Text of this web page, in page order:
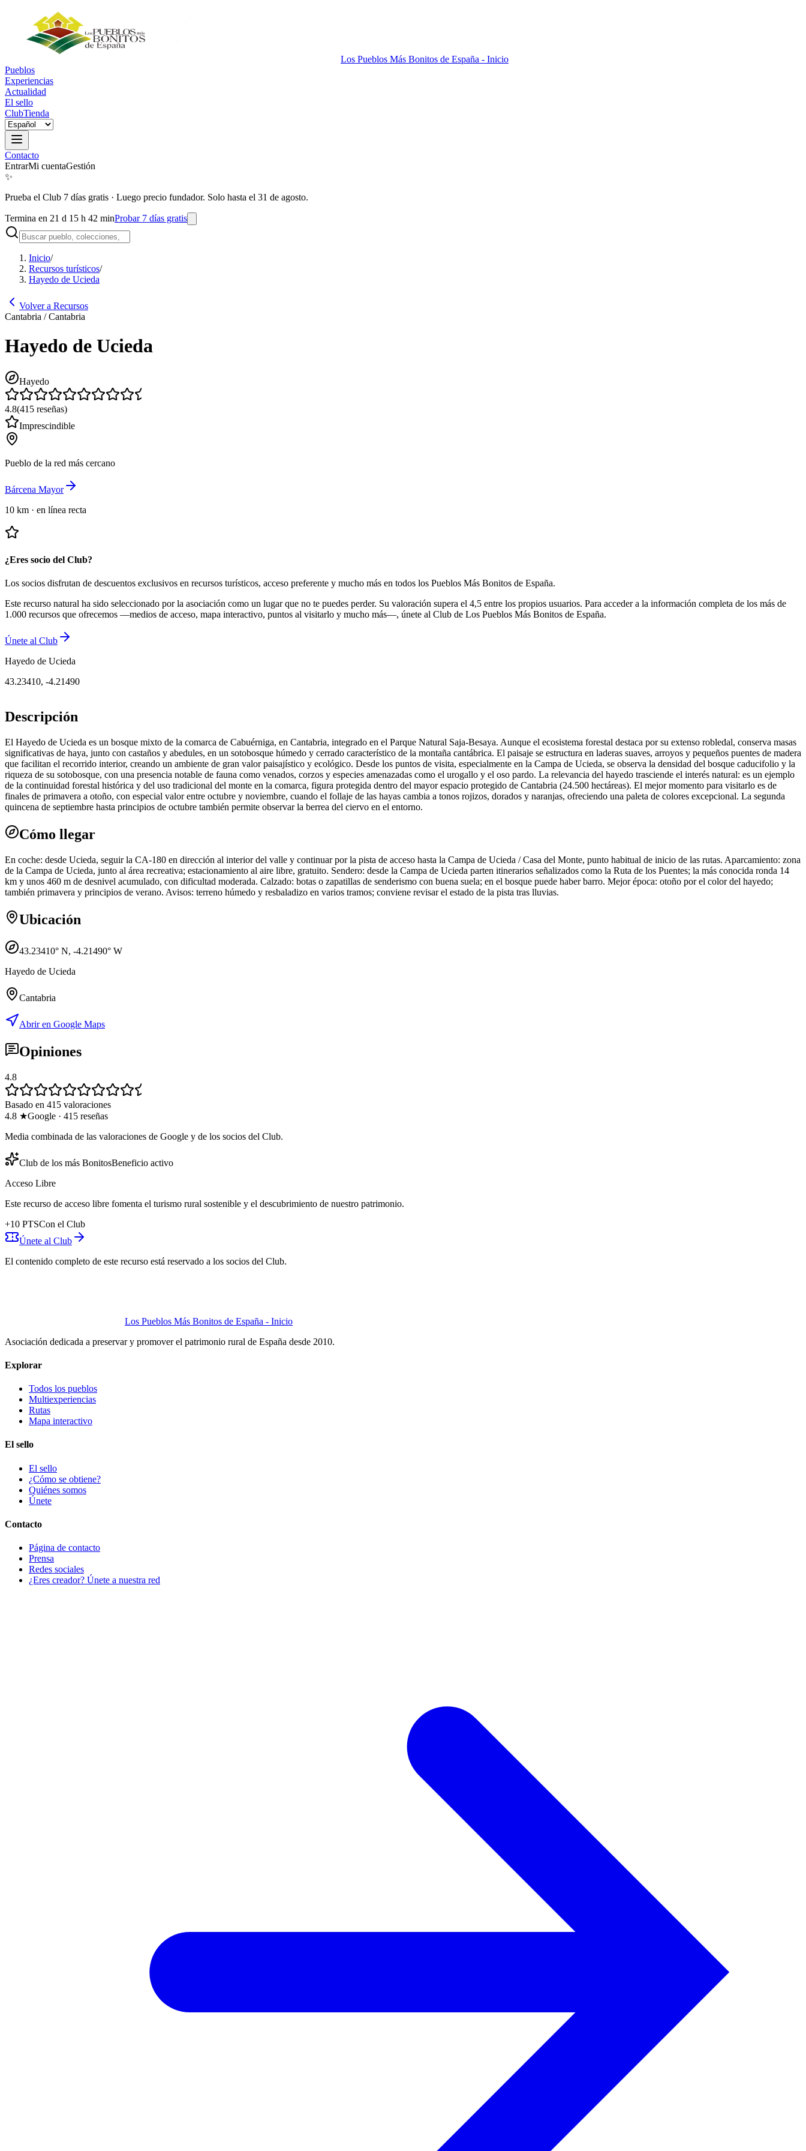
Los Pueblos Más Bonitos de España - Inicio
Pueblos
Experiencias
Actualidad
El sello
ClubTienda
Contacto
EntrarMi cuentaGestión
✨
Prueba el Club 7 días gratis · Luego precio fundador. Solo hasta el 31 de agosto.
Termina en 21 d 15 h 42 minProbar 7 días gratis
Inicio/
Recursos turísticos/
Hayedo de Ucieda
Volver a Recursos
Cantabria / Cantabria
Hayedo de Ucieda
Hayedo
4.8(415 reseñas)
Imprescindible
Pueblo de la red más cercano
Bárcena Mayor
10 km · en línea recta
¿Eres socio del Club?
Los socios disfrutan de descuentos exclusivos en recursos turísticos, acceso preferente y mucho más en todos los Pueblos Más Bonitos de España.
Este recurso natural ha sido seleccionado por la asociación como un lugar que no te puedes perder. Su valoración supera el 4,5 entre los propios usuarios. Para acceder a la información completa de los más de
1.000 recursos que ofrecemos —medios de acceso, mapa interactivo, puntos al visitarlo y mucho más—, únete al Club de Los Pueblos Más Bonitos de España.
Únete al Club
Hayedo de Ucieda
43.23410, -4.21490
Descripción
El Hayedo de Ucieda es un bosque mixto de la comarca de Cabuérniga, en Cantabria, integrado en el Parque Natural Saja-Besaya. Aunque el ecosistema forestal destaca por su extenso robledal, conserva masas
significativas de haya, junto con castaños y abedules, en un sotobosque húmedo y cerrado característico de la montaña cantábrica. El paisaje se estructura en laderas suaves, arroyos y pequeños puentes de madera
que facilitan el recorrido interior, creando un ambiente de gran valor paisajístico y ecológico. Desde los puntos de visita, especialmente en la Campa de Ucieda, se observa la densidad del bosque caducifolio y la
riqueza de su sotobosque, con una presencia notable de fauna como venados, corzos y especies amenazadas como el urogallo y el oso pardo. La relevancia del hayedo trasciende el interés natural: es un ejemplo
de la continuidad forestal histórica y del uso tradicional del monte en la comarca, figura protegida dentro del mayor espacio protegido de Cantabria (24.500 hectáreas). El mejor momento para visitarlo es de
finales de primavera a otoño, con especial valor entre octubre y noviembre, cuando el follaje de las hayas cambia a tonos rojizos, dorados y naranjas, ofreciendo una paleta de colores excepcional. La segunda
quincena de septiembre hasta principios de octubre también permite observar la berrea del ciervo en el entorno.
Cómo llegar
En coche: desde Ucieda, seguir la CA-180 en dirección al interior del valle y continuar por la pista de acceso hasta la Campa de Ucieda / Casa del Monte, punto habitual de inicio de las rutas. Aparcamiento: zona
de la Campa de Ucieda, junto al área recreativa; estacionamiento al aire libre, gratuito. Sendero: desde la Campa de Ucieda parten itinerarios señalizados como la Ruta de los Puentes; la más conocida ronda 14
km y unos 460 m de desnivel acumulado, con dificultad moderada. Calzado: botas o zapatillas de senderismo con buena suela; en el bosque puede haber barro. Mejor época: otoño por el color del hayedo;
también primavera y principios de verano. Avisos: terreno húmedo y resbaladizo en varios tramos; conviene revisar el estado de la pista tras lluvias.
Ubicación
43.23410° N, -4.21490° W
Hayedo de Ucieda
Cantabria
Abrir en Google Maps
Opiniones
4.8
Basado en 415 valoraciones
4.8 ★Google · 415 reseñas
Media combinada de las valoraciones de Google y de los socios del Club.
Club de los más BonitosBeneficio activo
Acceso Libre
Este recurso de acceso libre fomenta el turismo rural sostenible y el descubrimiento de nuestro patrimonio.
+10 PTSCon el Club
Únete al Club
El contenido completo de este recurso está reservado a los socios del Club.
Los Pueblos Más Bonitos de España - Inicio
Asociación dedicada a preservar y promover el patrimonio rural de España desde 2010.
Explorar
Todos los pueblos
Multiexperiencias
Rutas
Mapa interactivo
El sello
El sello
¿Cómo se obtiene?
Quiénes somos
Únete
Contacto
Página de contacto
Prensa
Redes sociales
¿Eres creador? Únete a nuestra red